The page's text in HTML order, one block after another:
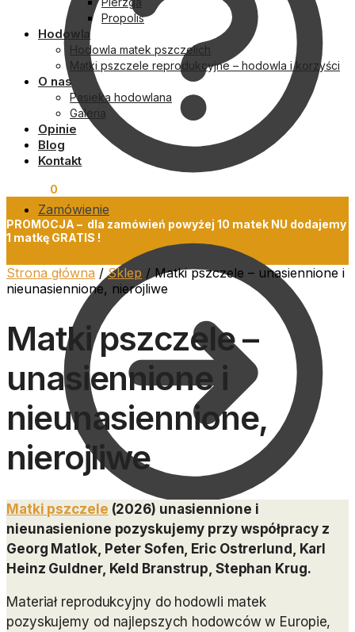
Zamówienie
0,00zł 0
Propolis
Hodowla
Hodowla matek pszczelich
Matki pszczele reprodukcyjne – hodowla i korzyści
O nas
Pasieka hodowlana
Galeria
Opinie
Blog
Kontakt
0
PROMOCJA – dla zamówień powyżej 10 matek NU dodajemy
1 matkę GRATIS !
Strona główna /Sklep /Matki pszczele – unasiennione i
nieunasiennione, nierojliwe
Matki pszczele –
unasiennione i
nieunasiennione,
nierojliwe
Matki pszczele (2026) unasiennione i
nieunasienione pozyskujemy przy współpracy z
Georg Matlok, Peter Sofen, Eric Ostrerlund, Karl
Heinz Guldner, Keld Branstrup, Stephan Krug.
Materiał reprodukcyjny do hodowli matek
pozyskujemy od najlepszych hodowców w Europie,